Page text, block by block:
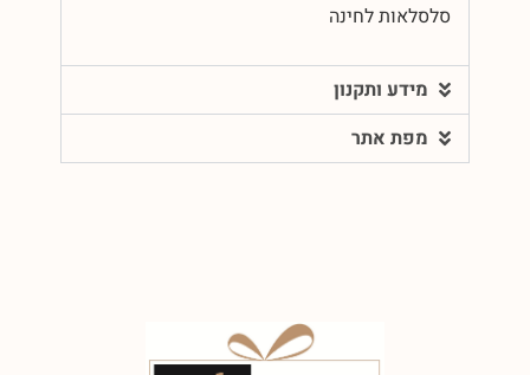
סלסלאות לחינה
מידע ותקנון
מפת אתר